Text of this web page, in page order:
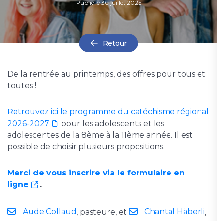
Publié le30 juillet 2026
Retour
De la rentrée au printemps, des offres pour tous et
toutes !
Retrouvez ici le programme du catéchisme régional
2026-2027
pour les adolescents et les
adolescentes de la 8ème à la 11ème année. Il est
possible de choisir plusieurs propositions.
Merci de vous inscrire via le formulaire en
ligne
.
Aude Collaud , pasteure, et Chantal Häberli,